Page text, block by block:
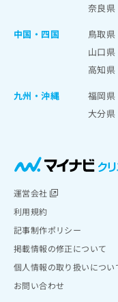
奈良県
中国・四国
鳥取県
山口県
高知県
九州・沖縄
福岡県
大分県
運営会社
利用規約
記事制作ポリシー
掲載情報の修正について
個人情報の取り扱いについ
お問い合わせ